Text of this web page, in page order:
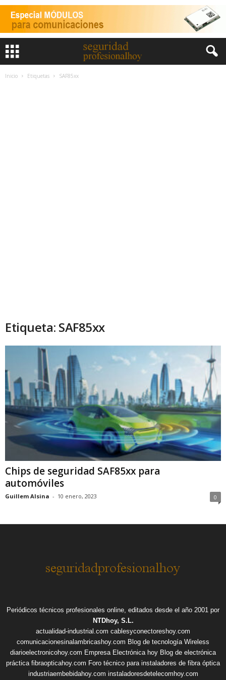
Inicio Etiquetas SAF85xx
Etiqueta: SAF85xx
Chips de seguridad SAF85xx para
automóviles
Guillem Alsina - 10 enero, 2023 0
Periódicos técnicos profesionales online, editados desde el año 2001 por
NTDhoy, S.L.
actualidad-industrial.com cablesyconectoreshoy.com
comunicacionesinalambricashoy.com Blog de tecnología Wireless
diarioelectronicohoy.com Empresa Electrónica hoy Blog de electrónica
práctica fibraopticahoy.com Foro técnico para instaladores de fibra óptica
industriaembebidahoy.com instaladoresdetelecomhoy.com